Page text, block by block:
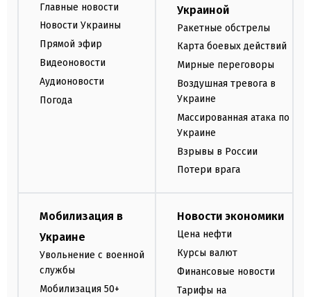
Главные новости
Новости Украины
Прямой эфир
Видеоновости
Аудионовости
Погода
Украиной
Ракетные обстрелы
Карта боевых действий
Мирные переговоры
Воздушная тревога в
Украине
Массированная атака по
Украине
Взрывы в России
Потери врага
Мобилизация в
Украине
Увольнение с военной
службы
Мобилизация 50+
Новости экономики
Цена нефти
Курсы валют
Финансовые новости
Тарифы на